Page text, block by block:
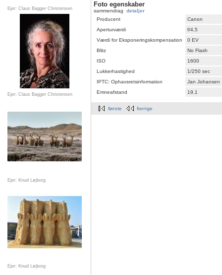
Ejer: Claus Bagger Christensen
Ejer: Claus Bagger Christensen
Ejer: Knud Løjborg
Ejer: Knud Løjborg
Foto egenskaber
sammendrag detaljer
Producent
Canon
Aperturværdi
f/4,5
Værdi for Eksponeringskompensation
0 EV
Blitz
No Flash
ISO
1600
Lukkerhastighed
1/250 sec
IPTC: Ophavsretsinformation
Jan Johansen
Emneafstand
19,1
første forrige